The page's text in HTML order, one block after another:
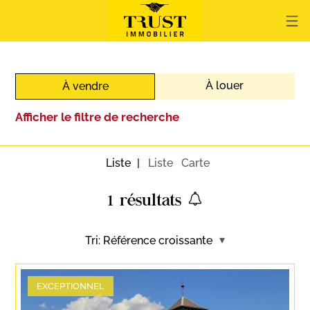
À vendre À louer
Afficher le filtre de recherche
Liste Liste Carte
1 résultats
Tri: Référence croissante
EXCEPTIONNEL